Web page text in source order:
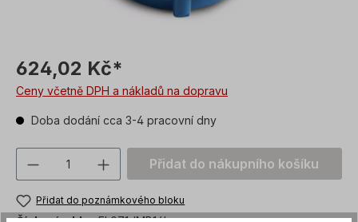
624,02 Kč*
Ceny včetně DPH a nákladů na dopravu
Doba dodání cca 3-4 pracovní dny
Množství produktu: Zadejte
Přidat do nákupního košíku
Přidat do poznámkového bloku